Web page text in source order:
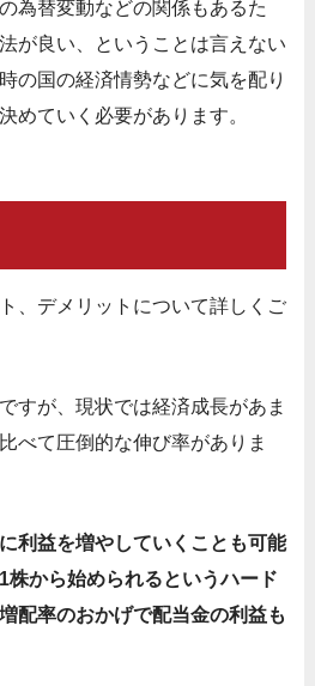
為替変動などの関係もあるた
が良い、ということは言えない
の国の経済情勢などに気を配り
めていく必要があります。
、デメリットについて詳しくご
すが、現状では経済成長があま
べて圧倒的な伸び率がありま
利益を増やしていくことも可能
株から始められるというハード
配率のおかげで配当金の利益も